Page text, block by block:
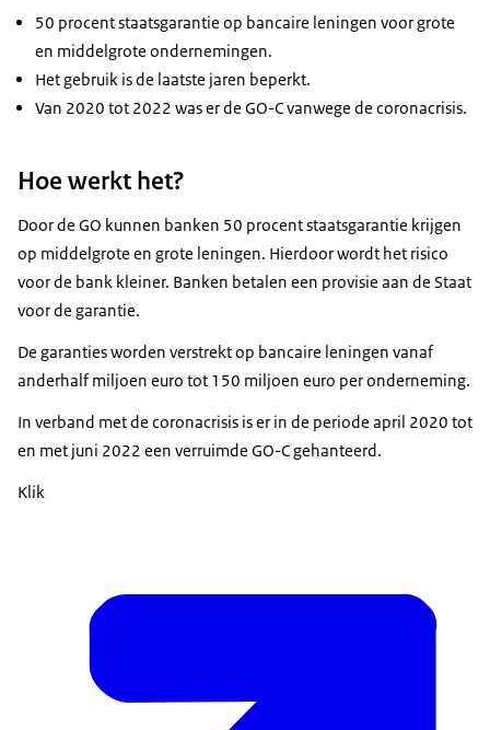
50 procent staatsgarantie op bancaire leningen voor grote
en middelgrote ondernemingen.
Het gebruik is de laatste jaren beperkt.
Van 2020 tot 2022 was er de GO-C vanwege de coronacrisis.
Hoe werkt het?
Door de GO kunnen banken 50 procent staatsgarantie krijgen
op middelgrote en grote leningen. Hierdoor wordt het risico
voor de bank kleiner. Banken betalen een provisie aan de Staat
voor de garantie.
De garanties worden verstrekt op bancaire leningen vanaf
anderhalf miljoen euro tot 150 miljoen euro per onderneming.
In verband met de coronacrisis is er in de periode april 2020 tot
en met juni 2022 een verruimde GO-C gehanteerd.
Klik